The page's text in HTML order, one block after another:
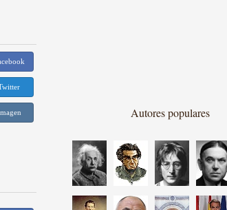
Autores populares